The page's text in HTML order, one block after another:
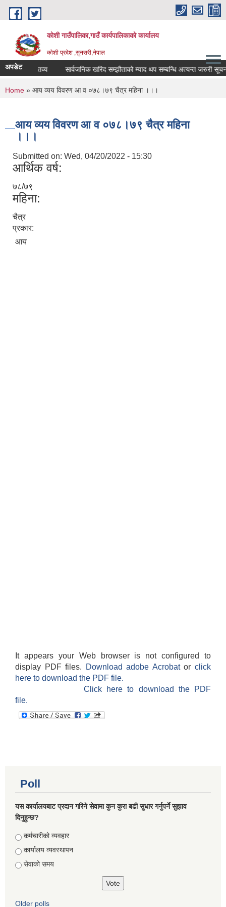
Skip to main content
कोशी गाउँपालिका,गाउँ कार्यपालिकाको कार्यालय
काेशी प्रदेश ,सुनसरी,नेपाल
अपडेट
शोक वक्तव्य सार्वजनिक खरिद सम्झौताको म्याद थप सम्बन्धि अत्यन्त जरुरी सूचना
You are here
Home » आय व्यय विवरण आ व ०७८।७९ चैत्र महिना ।।।
आय व्यय विवरण आ व ०७८।७९ चैत्र महिना
।।।
Submitted on: Wed, 04/20/2022 - 15:30
आर्थिक वर्ष:
७८/७९
महिना:
चैत्र
प्रकार:
आय
It appears your Web browser is not configured to
display PDF files.
Download adobe Acrobatorclick
here to download the PDF file.
Click here to download the PDF
file.
Poll
यस कार्यालयबाट प्रदान गरिने सेवामा कुन कुरा बढी सुधार गर्नुपर्ने सुझाव
दिनुहुन्छ?
Choices
कर्मचारीको व्यवहार
कार्यालय व्यवस्थापन
सेवाको समय
Older polls